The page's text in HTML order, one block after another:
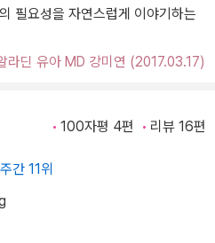
필요성을 자연스럽게 이야기하는
라딘 유아 MD 강미연 (2017.03.17)
100자평 4편 리뷰 16편
간 11위